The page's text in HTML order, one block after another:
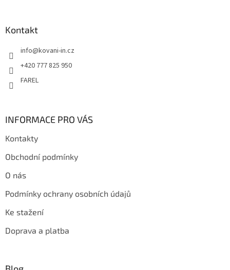
Kontakt
info@kovani-in.cz
+420 777 825 950
FAREL
INFORMACE PRO VÁS
Kontakty
Obchodní podmínky
O nás
Podmínky ochrany osobních údajů
Ke stažení
Doprava a platba